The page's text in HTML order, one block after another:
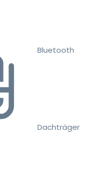
Bluetooth
Dachträger